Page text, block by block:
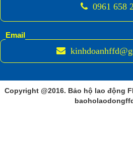
0961 658
Email
Copyright @2016. Bảo hộ lao động